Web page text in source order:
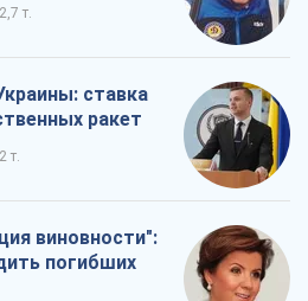
2,7 т.
ставка
ракет
т.
виновности":
погибших